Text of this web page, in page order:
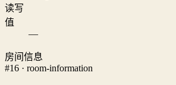
读写
值
—
房间信息
#16 · room-information